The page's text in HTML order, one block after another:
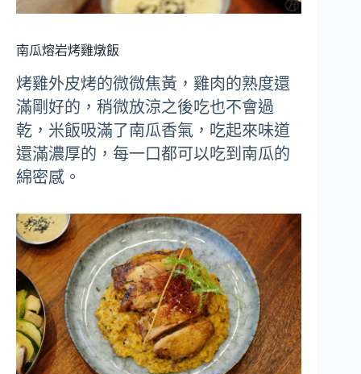
南瓜熔岩烤雞燉飯
烤雞外皮烤的微微焦黃，雞肉的熟度還
滿剛好的，稍微放涼之後吃也不會過
乾，米飯吸滿了南瓜香氣，吃起來味道
還滿濃厚的，每一口都可以吃到南瓜的
綿密感。